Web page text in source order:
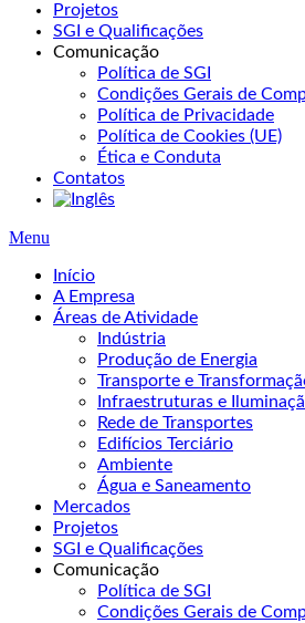
Projetos
SGI e Qualificações
Comunicação
Política de SGI
Condições Gerais de
Política de Privacidade
Política de Cookies (UE)
Ética e Conduta
Contatos
Menu
Início
A Empresa
Áreas de Atividade
Indústria
Produção de Energia
Transporte e
Infraestruturas e
Rede de Transportes
Edifícios Terciário
Ambiente
Água e Saneamento
Mercados
Projetos
SGI e Qualificações
Comunicação
Política de SGI
Condições Gerais de